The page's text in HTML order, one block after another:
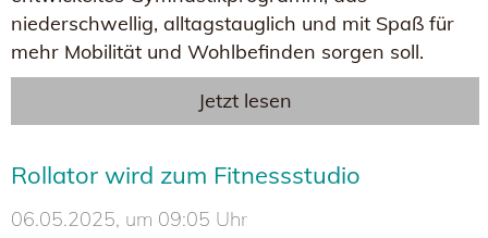
niederschwellig, alltagstauglich und mit Spaß für
mehr Mobilität und Wohlbefinden sorgen soll.
Jetzt lesen
Rollator wird zum Fitnessstudio
06.05.2025, um 09:05 Uhr